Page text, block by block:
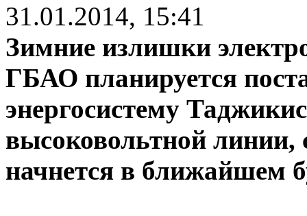
31.01.2014, 15:41
Зимние излишки
ГБАО планируется
энергосистему
высоковольтной линии,
начнется в ближайшем